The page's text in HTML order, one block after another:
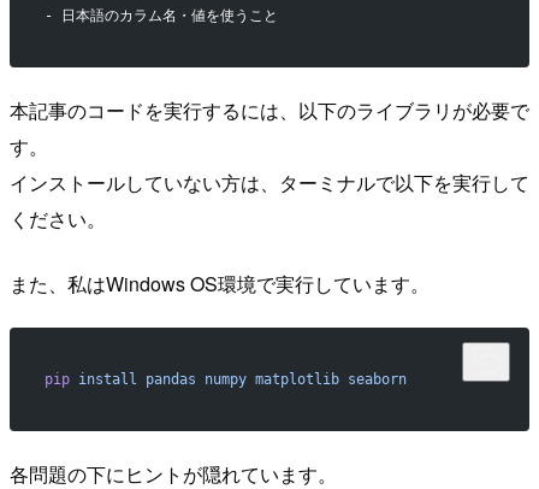
- 日本語のカラム名・値を使うこと
本記事のコードを実行するには、以下のライブラリが必要で
す。
インストールしていない方は、ターミナルで以下を実行して
ください。
また、私はWindows OS環境で実行しています。
pip install pandas numpy matplotlib seaborn
各問題の下にヒントが隠れています。